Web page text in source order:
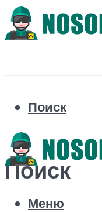
Поиск
Поиск
Меню